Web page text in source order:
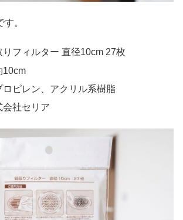
。
フィルター 直径10cm 27枚
10cm
ロピレン、アクリル系樹脂
会社セリア